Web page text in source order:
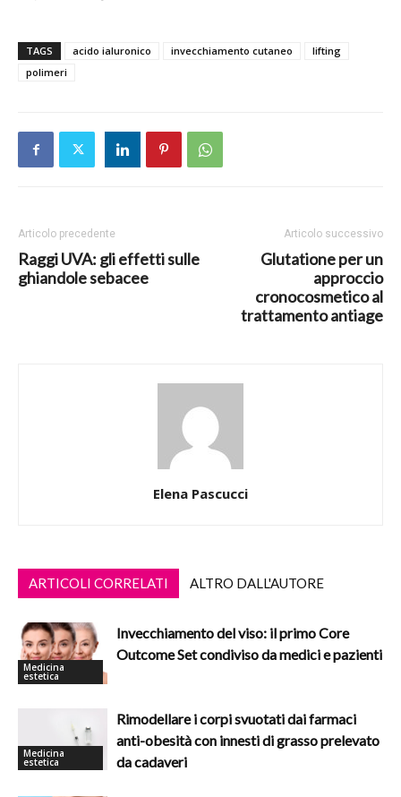
TAGS acido ialuronico invecchiamento cutaneo
lifting
polimeri
Articolo precedente
Raggi UVA: gli effetti sulle
ghiandole sebacee
Articolo successivo
Glutatione per un
approccio
cronocosmetico al
trattamento antiage
Elena Pascucci
ARTICOLI CORRELATI ALTRO DALL'AUTORE
Medicina
estetica
Invecchiamento del viso: il primo Core
Outcome Set condiviso da medici e pazienti
Medicina
estetica
Rimodellare i corpi svuotati dai farmaci
anti-obesità con innesti di grasso prelevato
da cadaveri